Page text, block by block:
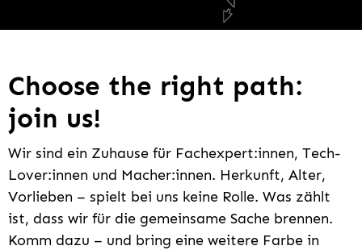
Choose the right path:
join us!
Wir sind ein Zuhause für Fachexpert:innen, Tech-
Lover:innen und Macher:innen. Herkunft, Alter,
Vorlieben – spielt bei uns keine Rolle. Was zählt
ist, dass wir für die gemeinsame Sache brennen.
Komm dazu – und bring eine weitere Farbe in